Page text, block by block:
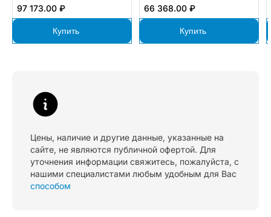
97 173.00 ₽
Купить
66 368.00 ₽
Купить
Цены, наличие и другие данные, указанные на
сайте, не являются публичной офертой. Для
уточнения информации свяжитесь, пожалуйста, с
нашими специалистами любым удобным для Вас
способом